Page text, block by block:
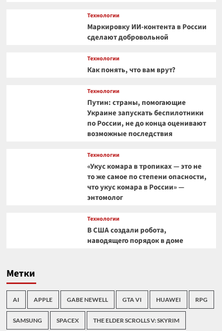
Технологии
Маркировку ИИ-контента в России
сделают добровольной
Технологии
Как понять, что вам врут?
Технологии
Путин: страны, помогающие
Украине запускать беспилотники
по России, не до конца оценивают
возможные последствия
Технологии
«Укус комара в тропиках — это не
то же самое по степени опасности,
что укус комара в России» —
энтомолог
Технологии
В США создали робота,
наводящего порядок в доме
Метки
AI APPLE GABE NEWELL GTA VI HUAWEI RPG
SAMSUNG SPACEX THE ELDER SCROLLS V: SKYRIM